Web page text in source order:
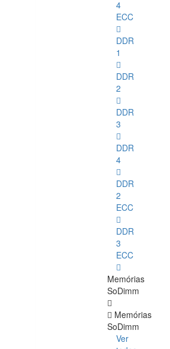
4
ECC
DDR
1
DDR
2
DDR
3
DDR
4
DDR
2
ECC
DDR
3
ECC
Memórias
SoDimm
Memórias
SoDimm
Ver